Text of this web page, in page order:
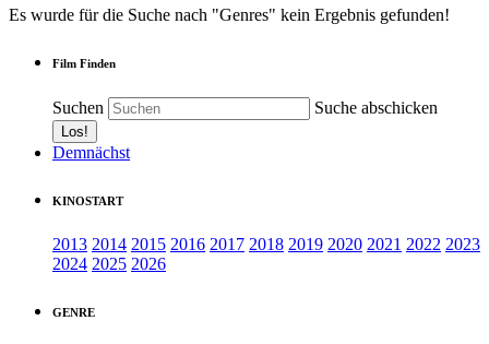
Es wurde für die Suche nach "Genres" kein Ergebnis gefunden!
Film Finden
Suchen Suche abschicken
Demnächst
KINOSTART
2013 2014 2015 2016 2017 2018 2019 2020 2021 2022 2023
2024 2025 2026
GENRE